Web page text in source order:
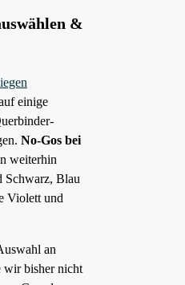
&
einige
No-Gos bei
weiterhin
Schwarz, Blau
Violett und
an
wir bisher nicht